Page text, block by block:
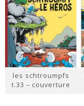
les schtroumpfs
t.33 – couverture